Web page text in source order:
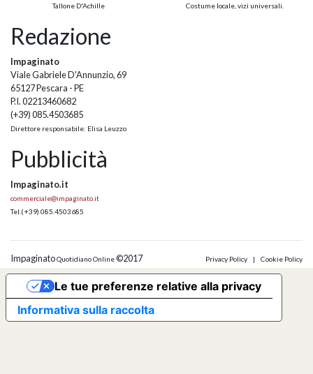
Tallone D'Achille
Costume locale, vizi universali.
Redazione
Impaginato
Viale Gabriele D'Annunzio, 69
65127 Pescara - PE
P.I. 02213460682
(+39) 085.4503685
Direttore responsabile: Elisa Leuzzo
Pubblicità
Impaginato.it
commerciale@impaginato.it
Tel. (+39) 085.4503685
ImpaginatoQuotidiano Online©2017 Privacy Policy | Cookie Policy
Informativa sulla raccolta
Le tue preferenze relative alla privacy